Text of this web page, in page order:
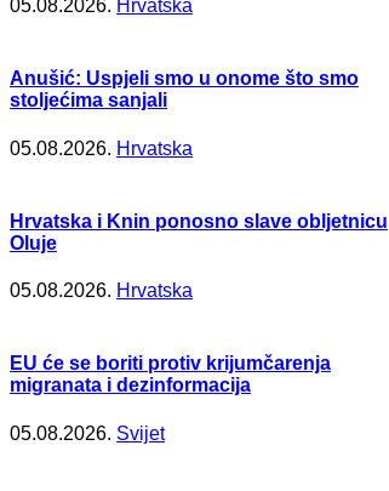
05.08.2026. Hrvatska
Anušić: Uspjeli smo u onome što smo
stoljećima sanjali
05.08.2026. Hrvatska
Hrvatska i Knin ponosno slave obljetnicu
Oluje
05.08.2026. Hrvatska
EU će se boriti protiv krijumčarenja
migranata i dezinformacija
05.08.2026. Svijet